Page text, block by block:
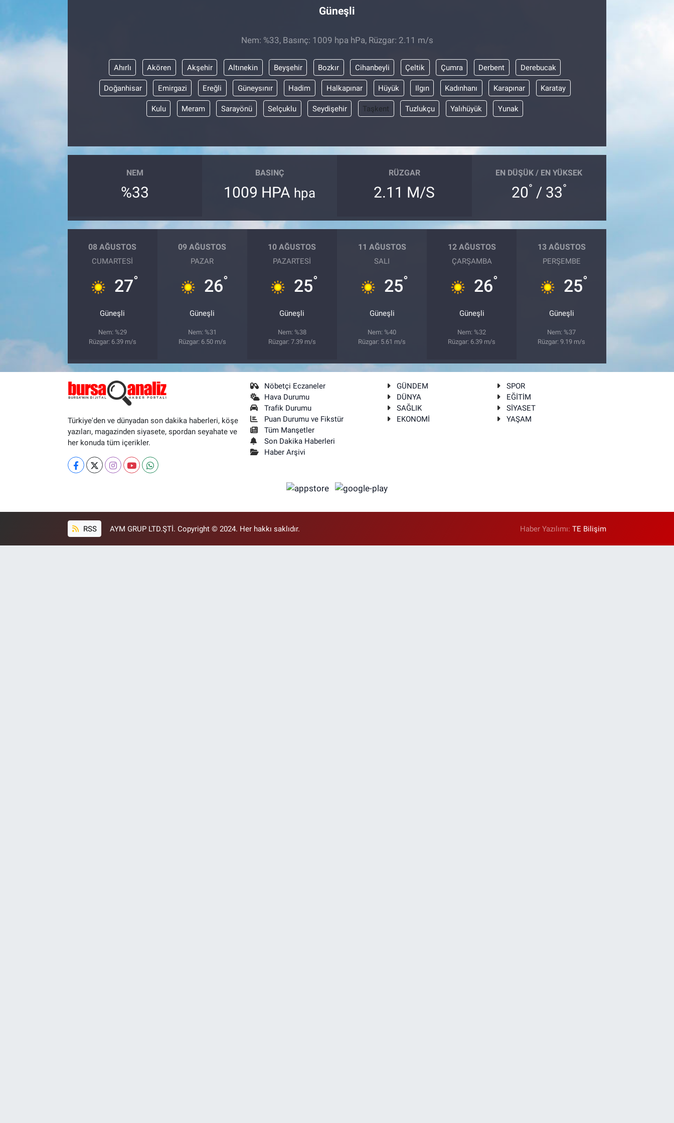
Güneşli
Nem: %33, Basınç: 1009 hpa hPa, Rüzgar: 2.11 m/s
Ahırlı Akören Akşehir Altınekin Beyşehir Bozkır Cihanbeyli Çeltik Çumra Derbent Derebucak
Doğanhisar Emirgazi Ereğli Güneysınır Hadim Halkapınar Hüyük Ilgın Kadınhanı Karapınar Karatay
Kulu Meram Sarayönü Selçuklu Seydişehir Taşkent Tuzlukçu Yalıhüyük Yunak
NEM
%33
BASINÇ
1009 HPA hpa
RÜZGAR
2.11 M/S
EN DÜŞÜK / EN YÜKSEK
20° / 33°
08 AĞUSTOS
CUMARTESI
27°
Güneşli
Nem: %29
Rüzgar: 6.39 m/s
09 AĞUSTOS
PAZAR
26°
Güneşli
Nem: %31
Rüzgar: 6.50 m/s
10 AĞUSTOS
PAZARTESI
25°
Güneşli
Nem: %38
Rüzgar: 7.39 m/s
11 AĞUSTOS
SALI
25°
Güneşli
Nem: %40
Rüzgar: 5.61 m/s
12 AĞUSTOS
ÇARŞAMBA
26°
Güneşli
Nem: %32
Rüzgar: 6.39 m/s
13 AĞUSTOS
PERŞEMBE
25°
Güneşli
Nem: %37
Rüzgar: 9.19 m/s
Türkiye'den ve dünyadan son dakika haberleri, köşe
yazıları, magazinden siyasete, spordan seyahate ve
her konuda tüm içerikler.
Nöbetçi Eczaneler
Hava Durumu
Trafik Durumu
Puan Durumu ve Fikstür
Tüm Manşetler
Son Dakika Haberleri
Haber Arşivi
GÜNDEM
SPOR
DÜNYA
EĞİTİM
SAĞLIK
SİYASET
EKONOMİ
YAŞAM
RSS AYM GRUP LTD.ŞTİ. Copyright © 2024. Her hakkı saklıdır. Haber Yazılımı:TE Bilişim